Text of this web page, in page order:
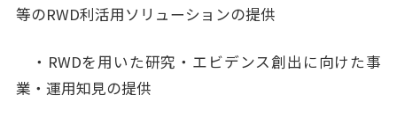
等のRWD利活用ソリューションの提供
・RWDを用いた研究・エビデンス創出に向けた事
業・運用知見の提供